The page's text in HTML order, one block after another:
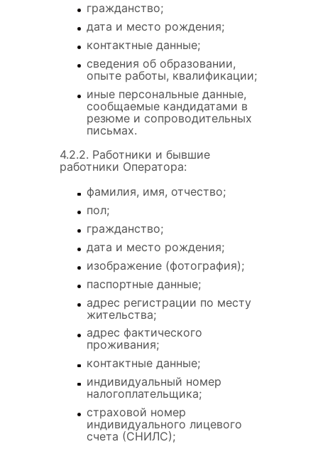
гражданство;
дата и место рождения;
контактные данные;
сведения об образовании,
опыте работы, квалификации;
иные персональные данные,
сообщаемые кандидатами в
резюме и сопроводительных
письмах.
4.2.2. Работники и бывшие
работники Оператора:
фамилия, имя, отчество;
пол;
гражданство;
дата и место рождения;
изображение (фотография);
паспортные данные;
адрес регистрации по месту
жительства;
адрес фактического
проживания;
контактные данные;
индивидуальный номер
налогоплательщика;
страховой номер
индивидуального лицевого
счета (СНИЛС);